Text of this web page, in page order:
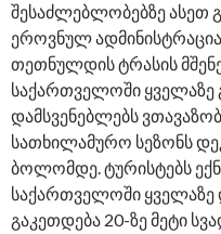
შესაძლებლობებზე ასეთ
ეროვნულ
თეთნულდის ტრასის
საქართველოში
დამსვენებლებს
სათხილამურო სეზონს
ბოლომდე. ტურისტებს
საქართველოში ყველაზე
გაკეთდება 20-ზე მეტი